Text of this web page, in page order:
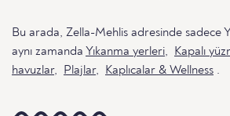
Bu arada, Zella-Mehlis adresinde sadece
aynı zamanda Yıkanma yerleri, Kapalı
havuzlar, Plajlar, Kaplıcalar & Wellness .